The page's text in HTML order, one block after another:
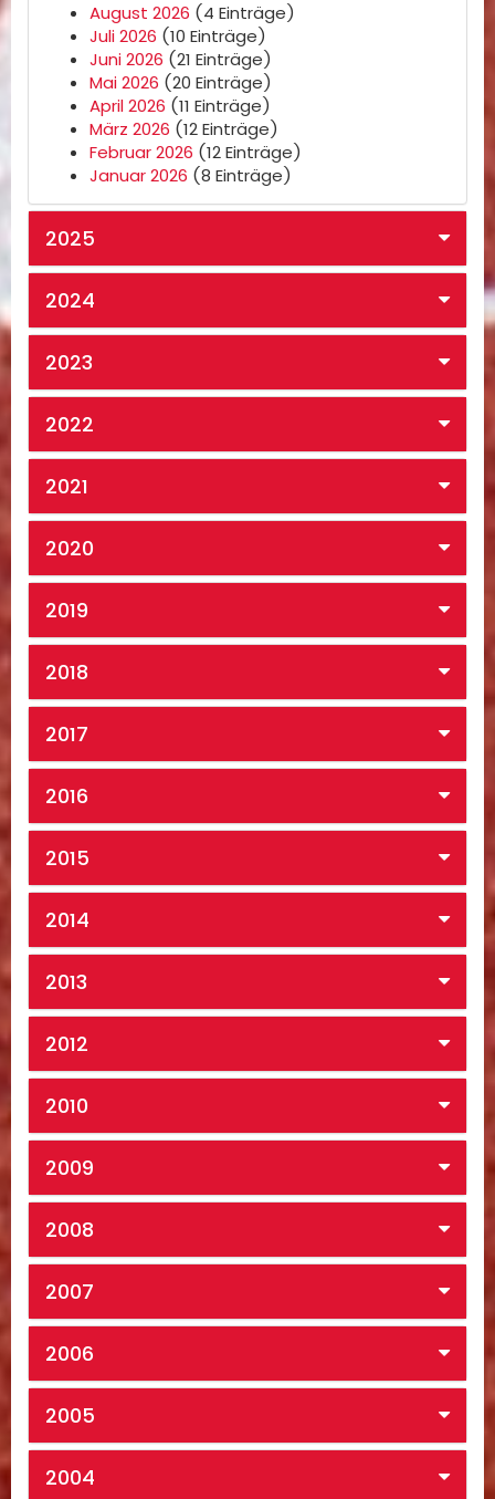
August 2026 (4 Einträge)
Juli 2026 (10 Einträge)
Juni 2026 (21 Einträge)
Mai 2026 (20 Einträge)
April 2026 (11 Einträge)
März 2026 (12 Einträge)
Februar 2026 (12 Einträge)
Januar 2026 (8 Einträge)
2025
2024
2023
2022
2021
2020
2019
2018
2017
2016
2015
2014
2013
2012
2010
2009
2008
2007
2006
2005
2004